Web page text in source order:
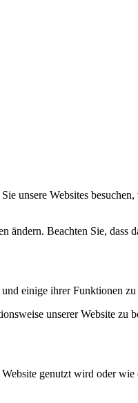
unsere Websites
ändern. Beachten Sie,
einige ihrer Funktionen zu
unserer Website zu
genutzt wird oder